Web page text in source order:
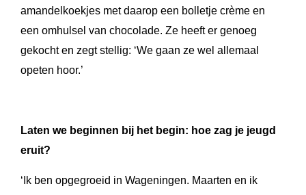
amandelkoekjes met daarop een bolletje crème en
een omhulsel van chocolade. Ze heeft er genoeg
gekocht en zegt stellig: ‘We gaan ze wel allemaal
opeten hoor.’
Laten we beginnen bij het begin: hoe zag je jeugd
eruit?
‘Ik ben opgegroeid in Wageningen. Maarten en ik